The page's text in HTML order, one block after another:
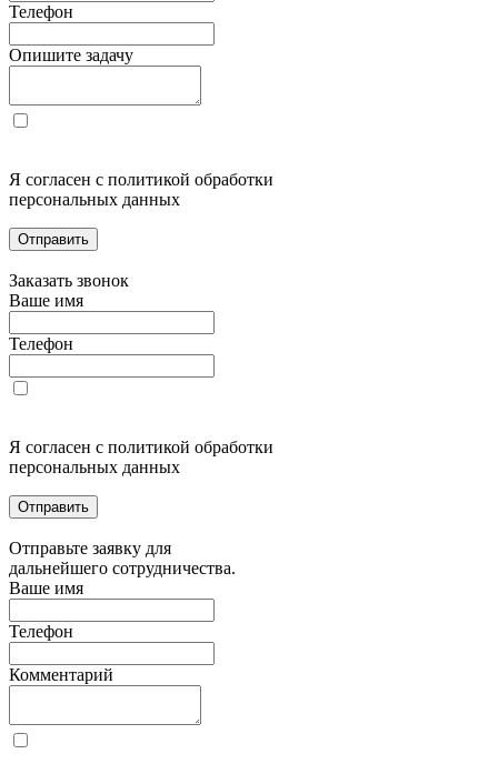
Телефон
Опишите задачу
Я согласен с политикой обработки
персональных данных
Отправить
Заказать звонок
Ваше имя
Телефон
Я согласен с политикой обработки
персональных данных
Отправить
Отправьте заявку для
дальнейшего сотрудничества.
Ваше имя
Телефон
Комментарий